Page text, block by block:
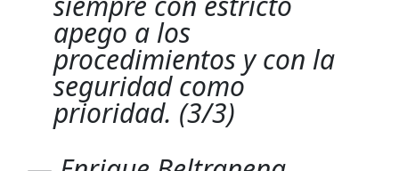
apego a los
procedimientos y con la
seguridad como
prioridad. (3/3)